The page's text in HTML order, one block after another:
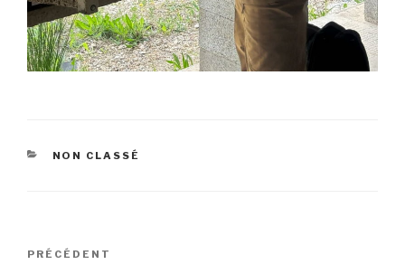
CATÉGORIES
NON CLASSÉ
Navigation
Article
PRÉCÉDENT